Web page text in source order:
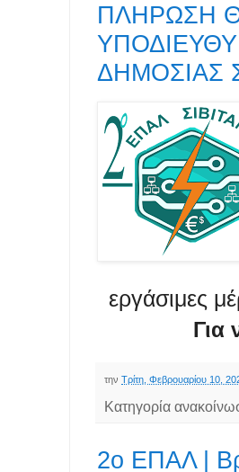
ΠΛΗΡΩΣΗ
ΔΗΜΟΣΙΑΣ
εργάσιμες
Για
την Τρίτη, Φεβρουαρίου 10,
Κατηγορία
2ο ΕΠΑΛ |